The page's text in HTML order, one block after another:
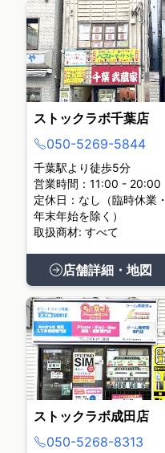
ストックラボ千葉店
050-5269-5844
千葉駅より徒歩5分
営業時間：11:00 - 20:00
定休日：なし（臨時休業・
年末年始を除く）
取扱商材: すべて
店舗詳細・地図
ストックラボ成田店
050-5268-8313